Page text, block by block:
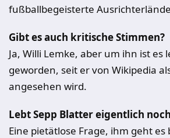
fußballbegeisterte
Gibt es auch kritische Stimmen?
Ja, Willi Lemke, aber um ihn ist es
geworden, seit er von Wikipedia
angesehen wird.
Lebt Sepp Blatter eigentlich
Eine pietätlose Frage, ihm geht es